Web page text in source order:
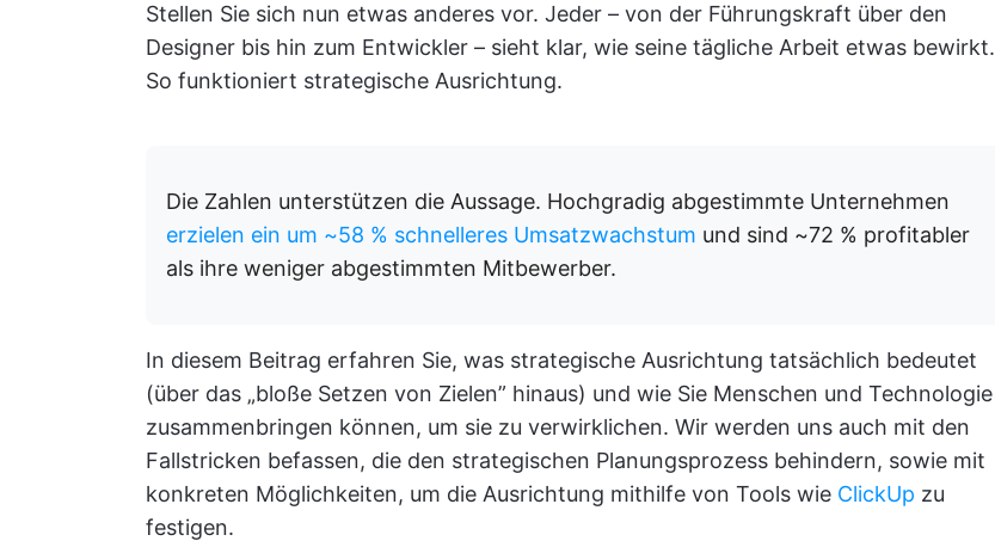
Stellen Sie sich nun etwas anderes vor. Jeder – von der Führungskraft über den
Designer bis hin zum Entwickler – sieht klar, wie seine tägliche Arbeit etwas bewirkt.
So funktioniert strategische Ausrichtung.
Die Zahlen unterstützen die Aussage. Hochgradig abgestimmte Unternehmen
erzielen ein um ~58 % schnelleres Umsatzwachstum und sind ~72 % profitabler
als ihre weniger abgestimmten Mitbewerber.
In diesem Beitrag erfahren Sie, was strategische Ausrichtung tatsächlich bedeutet
(über das „bloße Setzen von Zielen” hinaus) und wie Sie Menschen und Technologie
zusammenbringen können, um sie zu verwirklichen. Wir werden uns auch mit den
Fallstricken befassen, die den strategischen Planungsprozess behindern, sowie mit
konkreten Möglichkeiten, um die Ausrichtung mithilfe von Tools wie ClickUp zu
festigen.